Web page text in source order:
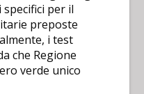
per il
preposte
i test
che Regione
verde unico